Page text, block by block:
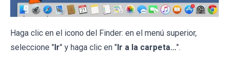
Haga clic en el icono del Finder: en el menú superior,
seleccione " Ir" y haga clic en " Ir a la carpeta...".